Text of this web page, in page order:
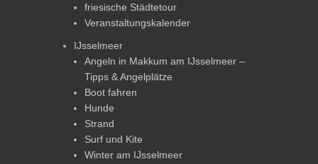
friesische Städtetour
Veranstaltungskalender
IJsselmeer
Angeln in Makkum am IJsselmeer –
Tipps & Angelplätze
Boot fahren
Hunde
Strand
Surf und Kite
Winter am IJsselmeer